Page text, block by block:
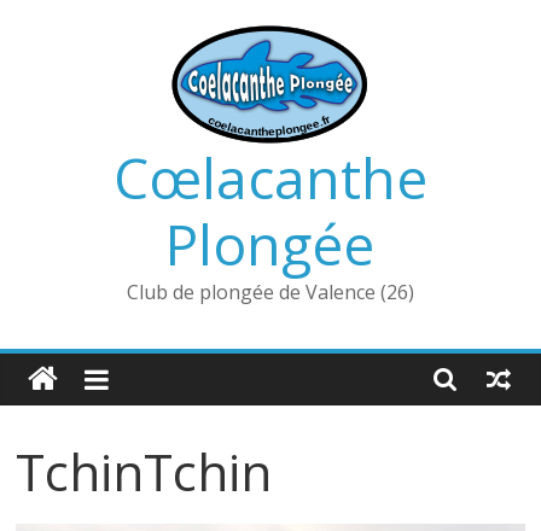
Cœlacanthe
Plongée
Club de plongée de Valence (26)
TchinTchin